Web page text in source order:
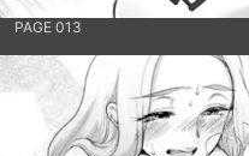
PAGE 013